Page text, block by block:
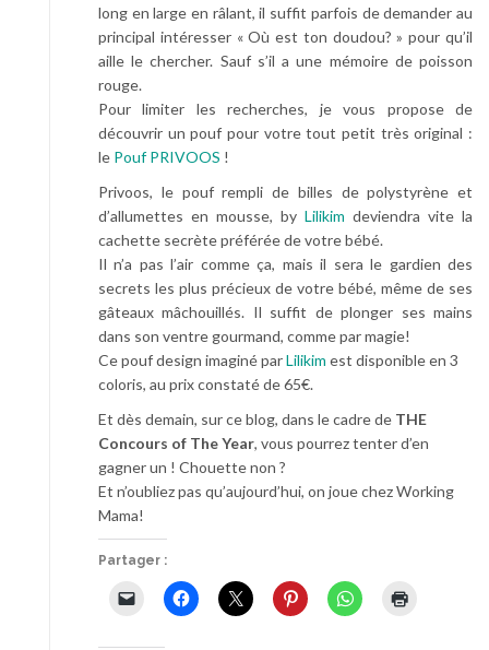
long en large en râlant, il suffit parfois de demander au
principal intéresser « Où est ton doudou? » pour qu’il
aille le chercher. Sauf s’il a une mémoire de poisson
rouge.
Pour limiter les recherches, je vous propose de
découvrir un pouf pour votre tout petit très original :
le Pouf PRIVOOS !
Privoos, le pouf rempli de billes de polystyrène et
d’allumettes en mousse, by Lilikim deviendra vite la
cachette secrète préférée de votre bébé.
Il n’a pas l’air comme ça, mais il sera le gardien des
secrets les plus précieux de votre bébé, même de ses
gâteaux mâchouillés. Il suffit de plonger ses mains
dans son ventre gourmand, comme par magie!
Ce pouf design imaginé parLilikim est disponible en 3
coloris, au prix constaté de 65€.
Et dès demain, sur ce blog, dans le cadre de THE
Concours of The Year, vous pourrez tenter d’en
gagner un ! Chouette non ?
Et n’oubliez pas qu’aujourd’hui, on joue chez Working
Mama!
Partager :